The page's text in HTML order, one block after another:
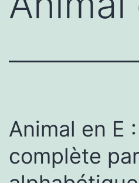
Animal en E
complète